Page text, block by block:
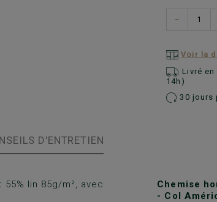
−
Voir la
Livré
14h)
30 jours
D'ENTRETIEN
lin 85g/m², avec
Chemise
- Col